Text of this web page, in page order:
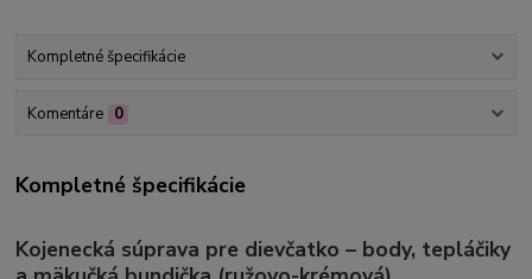
Kompletné špecifikácie
Komentáre 0
Kompletné špecifikácie
Kojenecká súprava pre dievčatko – body, tepláčiky